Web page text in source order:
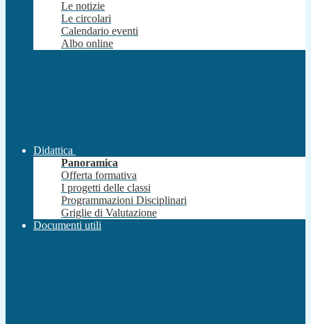
Le notizie
Le circolari
Calendario eventi
Albo online
Didattica
Panoramica
Offerta formativa
I progetti delle classi
Programmazioni Disciplinari
Griglie di Valutazione
Documenti utili